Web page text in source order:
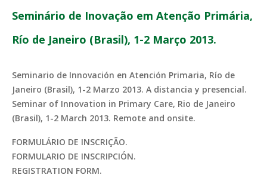
Seminário de Inovação em Atenção Primária,
Río de Janeiro (Brasil), 1-2 Março 2013.
Seminario de Innovación en Atención Primaria, Río de
Janeiro (Brasil), 1-2 Marzo 2013. A distancia y presencial.
Seminar of Innovation in Primary Care, Rio de Janeiro
(Brasil), 1-2 March 2013. Remote and onsite.
FORMULÁRIO DE INSCRIÇÃO.
FORMULARIO DE INSCRIPCIÓN.
REGISTRATION FORM.